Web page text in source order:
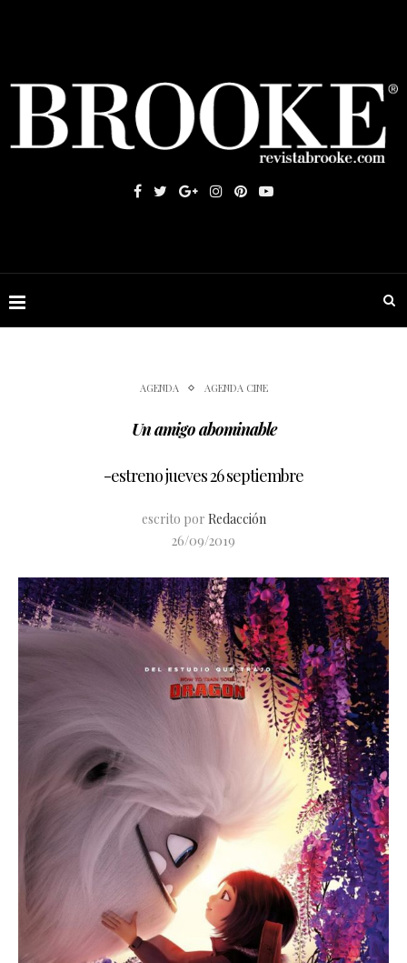
AGENDA AGENDA CINE
Un amigo abominable
-estreno jueves 26 septiembre
escrito por Redacción
26/09/2019